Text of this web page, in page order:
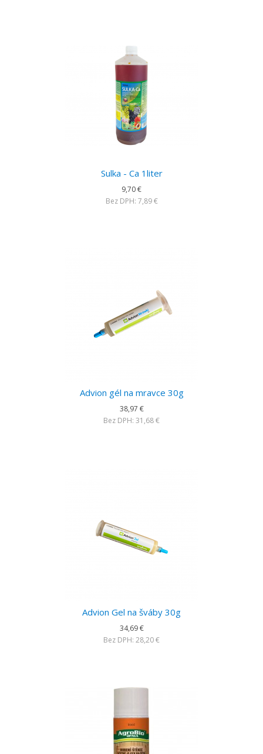
Sulka - Ca 1liter
9,70 €
Bez DPH: 7,89 €
Advion gél na mravce 30g
38,97 €
Bez DPH: 31,68 €
Advion Gel na šváby 30g
34,69 €
Bez DPH: 28,20 €